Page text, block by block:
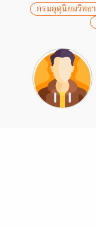
กรมอุตุนิยมวิทยา